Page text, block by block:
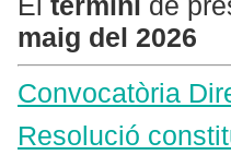
El termini de
maig del 2026
Convocatòria
Resolució